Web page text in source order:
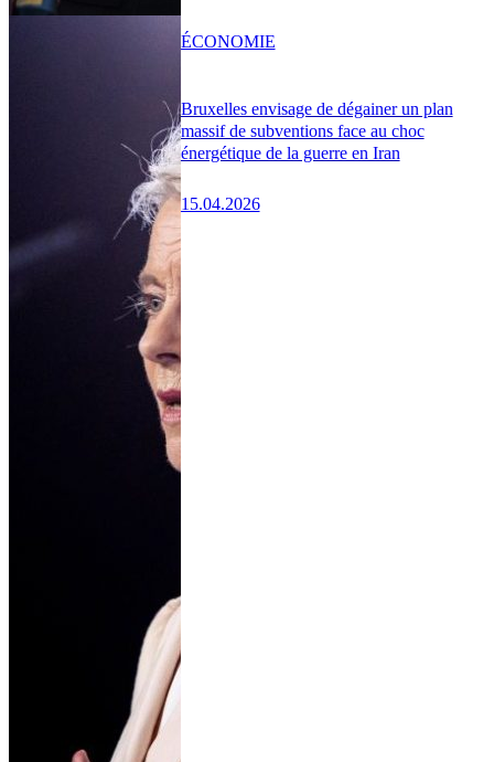
Bruxelles envisage de dégainer un plan
massif de subventions face au choc
énergétique de la guerre en Iran
15.04.2026
ÉCONOMIE